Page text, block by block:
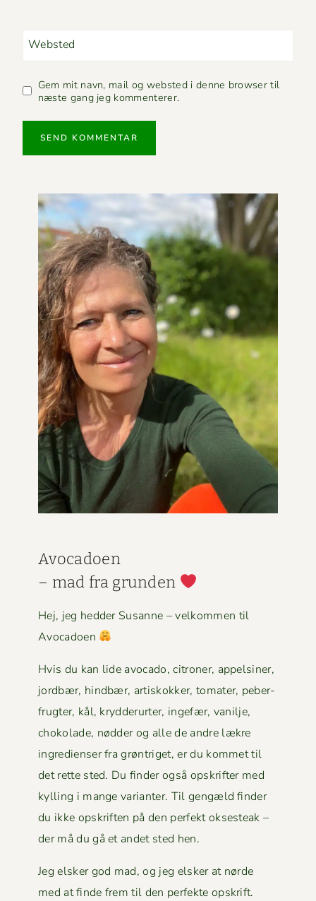
Websted
Gem mit navn, mail og websted i denne browser til
næste gang jeg kommenterer.
Avo­ca­doen
– mad fra grun­den
Hej, jeg hed­der Susanne – velkom­men til
Avocadoen
Hvis du kan lide avo­ca­do, cit­roner, appelsin­er,
jord­bær, hind­bær, artiskokker, tomater, peber­
frugter, kål, kry­d­derurter, inge­fær, vanil­je,
choko­lade, nød­der og alle de andre lækre
ingre­di­enser fra grøn­triget, er du kom­met til
det rette sted. Du find­er også opskrifter med
kylling i mange vari­anter. Til gengæld find­er
du ikke opskriften på den per­fekt okses­teak –
der må du gå et andet sted hen.
Jeg elsker god mad, og jeg elsker at nørde
med at finde frem til den per­fek­te opskrift.